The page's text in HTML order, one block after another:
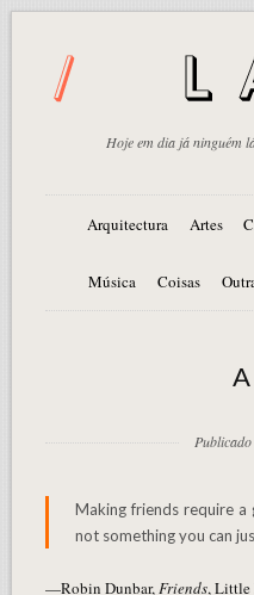
Hoje em dia já ninguém
Arquitectura Artes
Música Coisas
Making friends require a great deal of effort and time. It is
not something you can
—Robin Dunbar,Friends, Little